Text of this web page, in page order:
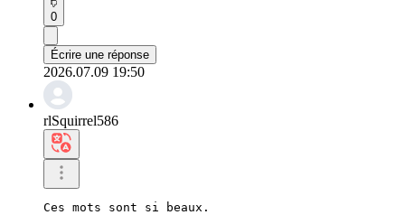
0
Écrire une réponse
2026.07.09 19:50
rlSquirrel586
Ces mots sont si beaux.